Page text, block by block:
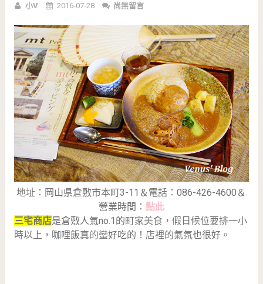
小V 2016-07-28 尚無留言
地址：岡山県倉敷市本町3-11＆電話：086-426-4600＆
營業時間： 點此
三宅商店是倉敷人氣no.1的町家美食，假日候位要排一小
時以上，咖哩飯真的蠻好吃的！店裡的氣氛也很好。